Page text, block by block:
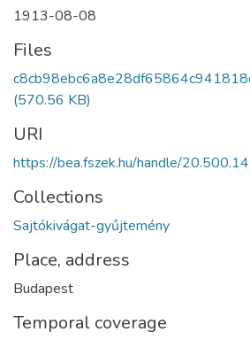
1913-08-08
Files
(570.56 KB)
URI
https://bea.fszek.hu/handle/
Collections
Sajtókivágat-gyűjtemény
Place, address
Budapest
Temporal coverage